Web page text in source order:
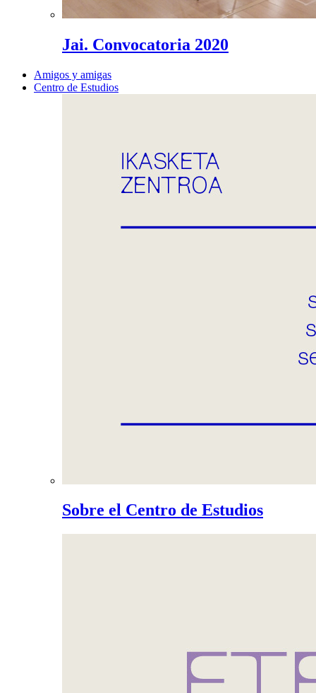
Jai. Convocatoria 2020
Amigos y amigas
Centro de Estudios
Sobre el Centro de Estudios